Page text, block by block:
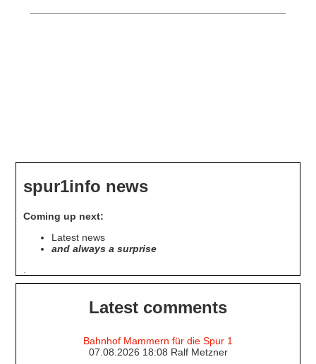
spur1info news
Coming up next:
Latest news
and always a surprise
Latest comments
Bahnhof Mammern für die Spur 1
07.08.2026 18:08 Ralf Metzner